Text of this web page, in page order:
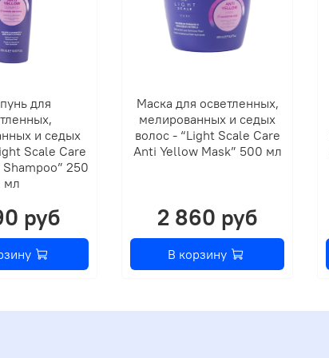
для
и седых
Scale Care
250
мл
руб
Маска для осветленных,
мелированных и седых
волос - “Light Scale Care
Anti Yellow Mask” 500 мл
2 860 руб
В корзину